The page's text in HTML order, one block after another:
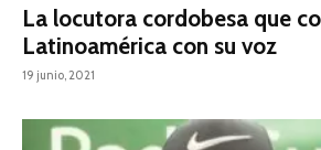
La locutora cordobesa que
Latinoamérica con su voz
19 junio, 2021